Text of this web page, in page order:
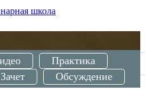
Volaille)
Практика
Зачет Обсуждение